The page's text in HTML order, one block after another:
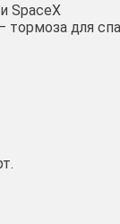
SpaceX
тормоза для